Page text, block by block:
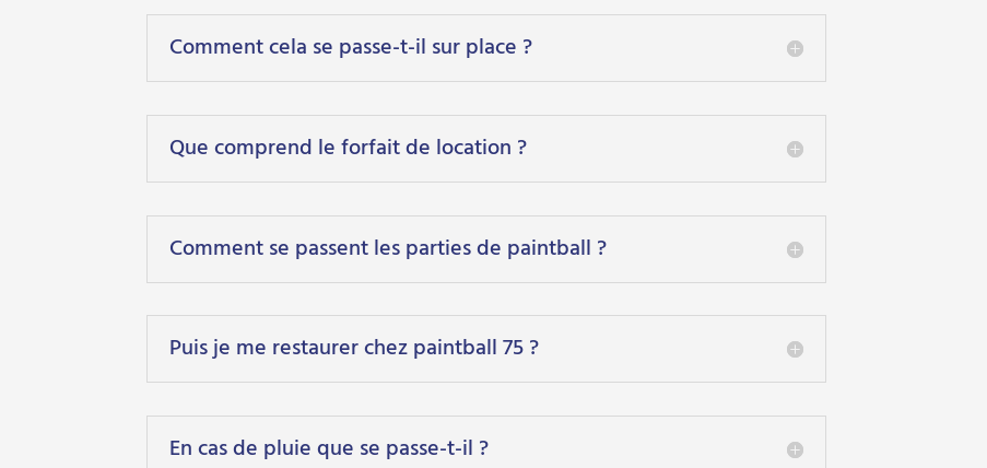
Comment cela se passe-t-il sur place ?
Que comprend le forfait de location ?
Comment se passent les parties de paintball ?
Puis je me restaurer chez paintball 75 ?
En cas de pluie que se passe-t-il ?